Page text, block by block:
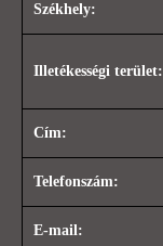
Székhely:
Illetékességi terület:
Cím:
Telefonszám:
E-mail: